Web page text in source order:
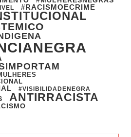
#RACISMOECRIME
#VISIBILIDADENEGRA
ANTIRRACISTA